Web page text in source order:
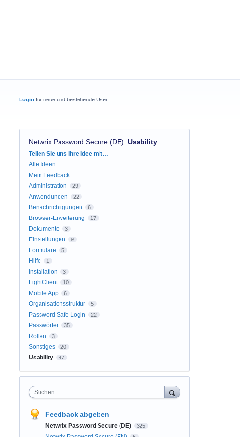
Login für neue und bestehende User
Netwrix Password Secure (DE): Usability
Kategorien
Teilen Sie uns Ihre Idee mit…
Alle Ideen
Mein Feedback
Administration
29
Anwendungen 22
Benachrichtigungen 6
Browser-Erweiterung 17
Dokumente 3
Einstellungen 9
Formulare 5
Hilfe 1
Installation 3
LightClient 10
Mobile App 6
Organisationsstruktur 5
Password Safe Login 22
Passwörter 35
Rollen 3
Sonstiges 20
Usability 47
Suchen
Feedback abgeben
Netwrix Password Secure (DE) 325